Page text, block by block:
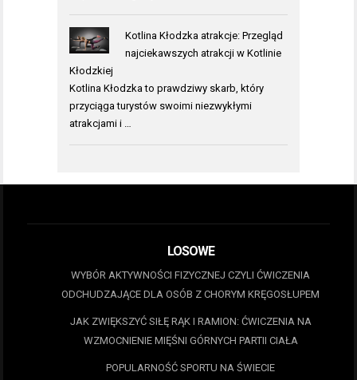
Kotlina Kłodzka atrakcje: Przegląd
najciekawszych atrakcji w Kotlinie
Kłodzkiej
Kotlina Kłodzka to prawdziwy skarb, który
przyciąga turystów swoimi niezwykłymi
atrakcjami i …
LOSOWE
WYBÓR AKTYWNOŚCI FIZYCZNEJ CZYLI ĆWICZENIA
ODCHUDZAJĄCE DLA OSÓB Z CHORYM KRĘGOSŁUPEM
JAK ZWIĘKSZYĆ SIŁĘ RĄK I RAMION: ĆWICZENIA NA
WZMOCNIENIE MIĘŚNI GÓRNYCH PARTII CIAŁA
POPULARNOŚĆ SPORTU NA ŚWIECIE